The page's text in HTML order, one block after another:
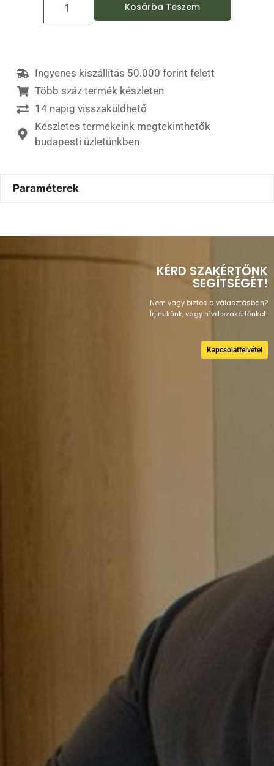
Kosárba Teszem
Ingyenes kiszállítás 50.000 forint felett
Több száz termék készleten
14 napig visszaküldhető
Készletes termékeink megtekinthetők
budapesti üzletünkben
Paraméterek
KÉRD SZAKÉRTŐNK
SEGÍTSÉGÉT!
Nem vagy biztos a választásban?
Írj nekünk, vagy hívd szakértőnket!
Kapcsolatfelvétel